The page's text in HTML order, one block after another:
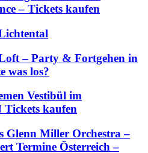
– Tickets kaufen
– Party & Fortgehen in
was los?
Vestibül im
kaufen
Glenn Miller Orchestra –
Termine Österreich –